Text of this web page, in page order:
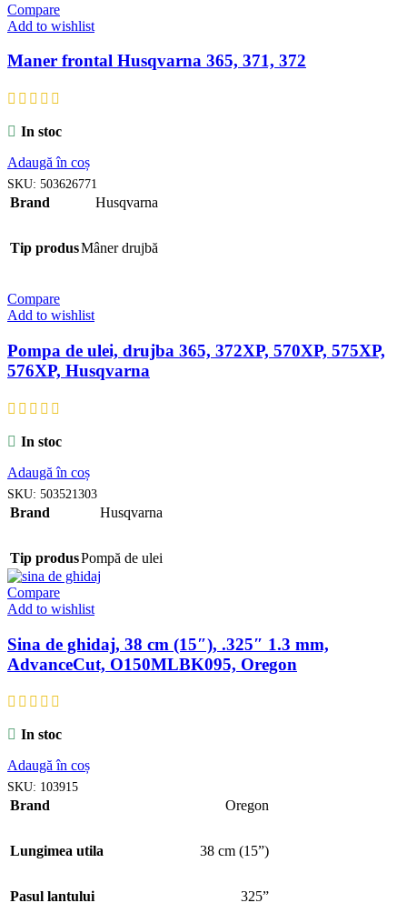
Compare
Add to wishlist
Maner frontal Husqvarna 365, 371, 372
In stoc
Adaugă în coș
SKU: 503626771
Brand Husqvarna
Tip produsMâner drujbă
Compare
Add to wishlist
Pompa de ulei, drujba 365, 372XP, 570XP, 575XP,
576XP, Husqvarna
In stoc
Adaugă în coș
SKU: 503521303
Brand Husqvarna
Tip produsPompă de ulei
Compare
Add to wishlist
Sina de ghidaj, 38 cm (15″), .325″ 1.3 mm,
AdvanceCut, O150MLBK095, Oregon
In stoc
Adaugă în coș
SKU: 103915
Brand Oregon
Lungimea utila 38 cm (15”)
Pasul lantului 325”